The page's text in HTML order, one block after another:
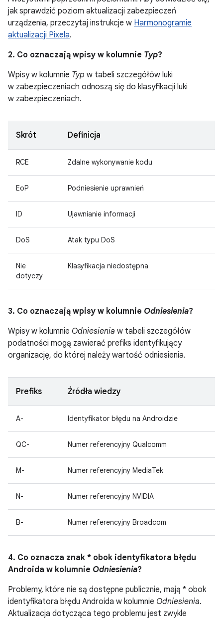
jak sprawdzić poziom aktualizacji zabezpieczeń
urządzenia, przeczytaj instrukcje w Harmonogramie
aktualizacji Pixela.
2. Co oznaczają wpisy w kolumnie Typ?
Wpisy w kolumnie Typ w tabeli szczegółów luki
w zabezpieczeniach odnoszą się do klasyfikacji luki
w zabezpieczeniach.
Skrót Definicja
RCE Zdalne wykonywanie kodu
EoP Podniesienie uprawnień
ID Ujawnianie informacji
DoS Atak typu DoS
Nie
dotyczy
Klasyfikacja niedostępna
3. Co oznaczają wpisy w kolumnie Odniesienia?
Wpisy w kolumnie Odniesienia w tabeli szczegółów
podatności mogą zawierać prefiks identyfikujący
organizację, do której należy wartość odniesienia.
Prefiks Źródła wiedzy
A- Identyfikator błędu na Androidzie
QC- Numer referencyjny Qualcomm
M- Numer referencyjny MediaTek
N- Numer referencyjny NVIDIA
B- Numer referencyjny Broadcom
4. Co oznacza znak * obok identyfikatora błędu
Androida w kolumnie Odniesienia?
Problemy, które nie są dostępne publicznie, mają * obok
identyfikatora błędu Androida w kolumnie Odniesienia.
Aktualizacja dotycząca tego problemu jest zwykle